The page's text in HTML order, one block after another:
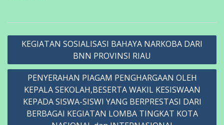
Navigasi
KEGIATAN SOSIALISASI BAHAYA NARKOBA DARI
BNN PROVINSI RIAU
PENYERAHAN PIAGAM PENGHARGAAN OLEH
KEPALA SEKOLAH,BESERTA WAKIL KESISWAAN
KEPADA SISWA-SISWI YANG BERPRESTASI DARI
BERBAGAI KEGIATAN LOMBA TINGKAT KOTA